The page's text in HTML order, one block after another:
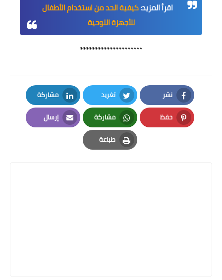
اقرأ المزيد:كيفية الحد من استخدام الأطفال
للأجهزة اللوحية
*********************
نشر
Facebook
تغريد
Twitter
مشاركة
LinkedIn
حفظ
Pinterest
مشاركة
Whatsapp
إرسال
Email
طباعة
Print